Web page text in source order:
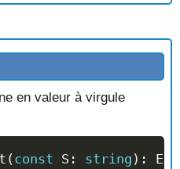
en valeur à virgule
(const S : string ) :